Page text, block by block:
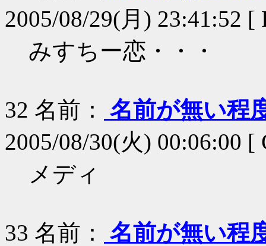
2005/08/29(月) 23:41:52 [
みすちー恋・・・
32 名前：
名前が無い程
2005/08/30(火) 00:06:00
メディ
33 名前：
名前が無い程